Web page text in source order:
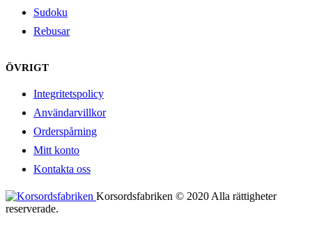
Sudoku
Rebusar
ÖVRIGT
Integritetspolicy
Användarvillkor
Orderspårning
Mitt konto
Kontakta oss
Korsordsfabriken © 2020 Alla rättigheter
reserverade.